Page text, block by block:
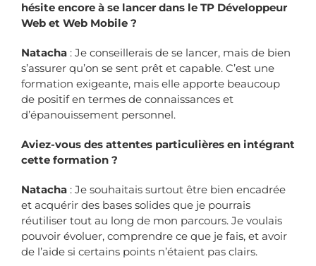
hésite encore à se lancer dans le TP Développeur
Web et Web Mobile ?
Natacha : Je conseillerais de se lancer, mais de bien
s’assurer qu’on se sent prêt et capable. C’est une
formation exigeante, mais elle apporte beaucoup
de positif en termes de connaissances et
d’épanouissement personnel.
Aviez-vous des attentes particulières en intégrant
cette formation ?
Natacha : Je souhaitais surtout être bien encadrée
et acquérir des bases solides que je pourrais
réutiliser tout au long de mon parcours. Je voulais
pouvoir évoluer, comprendre ce que je fais, et avoir
de l’aide si certains points n’étaient pas clairs.